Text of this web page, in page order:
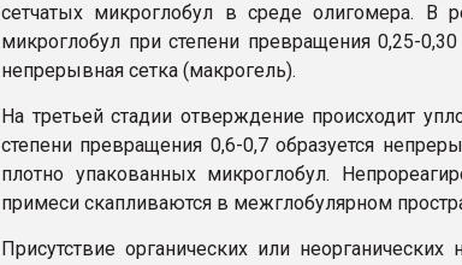
сетчатых микроглобул в среде олигомера. В
микроглобул при степени превращения 0,25-0,30
непрерывная сетка (макрогель).
На третьей стадии отверждение происходит
степени превращения 0,6-0,7 образуется
плотно упакованных микроглобул.
примеси скапливаются в межглобулярном
Присутствие органических или неорганических